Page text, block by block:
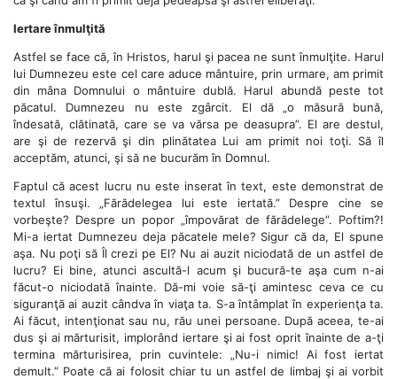
Iertare înmulţită
Astfel se face că, în Hristos, harul şi pacea ne sunt înmulţite. Harul
lui Dumnezeu este cel care aduce mântuire, prin urmare, am primit
din mâna Domnului o mântuire dublă. Harul abundă peste tot
păcatul. Dumnezeu nu este zgârcit. El dă „o măsură bună,
îndesată, clătinată, care se va vărsa pe deasupra”. El are destul,
are şi de rezervă şi din plinătatea Lui am primit noi toţi. Să îl
acceptăm, atunci, şi să ne bucurăm în Domnul.
Faptul că acest lucru nu este inserat în text, este demonstrat de
textul însuşi. „Fărădelegea lui este iertată.” Despre cine se
vorbeşte? Despre un popor „împovărat de fărădelege”. Poftim?!
Mi-a iertat Dumnezeu deja păcatele mele? Sigur că da, El spune
aşa. Nu poţi să Îl crezi pe El? Nu ai auzit niciodată de un astfel de
lucru? Ei bine, atunci ascultă-l acum şi bucură-te aşa cum n-ai
făcut-o niciodată înainte. Dă-mi voie să-ţi amintesc ceva ce cu
siguranţă ai auzit cândva în viaţa ta. S-a întâmplat în experienţa ta.
Ai făcut, intenţionat sau nu, rău unei persoane. După aceea, te-ai
dus şi ai mărturisit, implorând iertare şi ai fost oprit înainte de a-ţi
termina mărturisirea, prin cuvintele: „Nu-i nimic! Ai fost iertat
demult.” Poate că ai folosit chiar tu un astfel de limbaj şi ai vorbit